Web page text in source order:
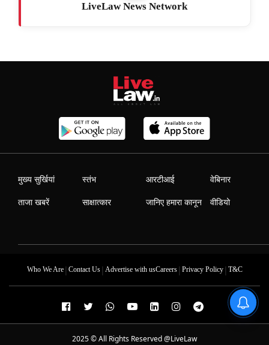
LiveLaw News Network
मुख्य सुर्खियां
ताजा खबरें
स्तंभ
साक्षात्कार
आरटीआई
जानिए हमारा कानून
वेबिनार
वीडियो
Who We Are| Contact Us| Advertise with usCareers| Privacy Policy| T&C
2025 © All Rights Reserved @LiveLaw